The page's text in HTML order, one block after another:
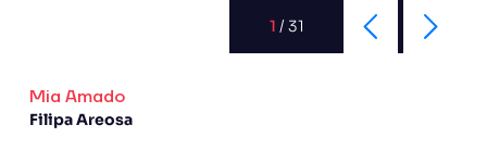
1 / 31
Mia Amado
Filipa Areosa